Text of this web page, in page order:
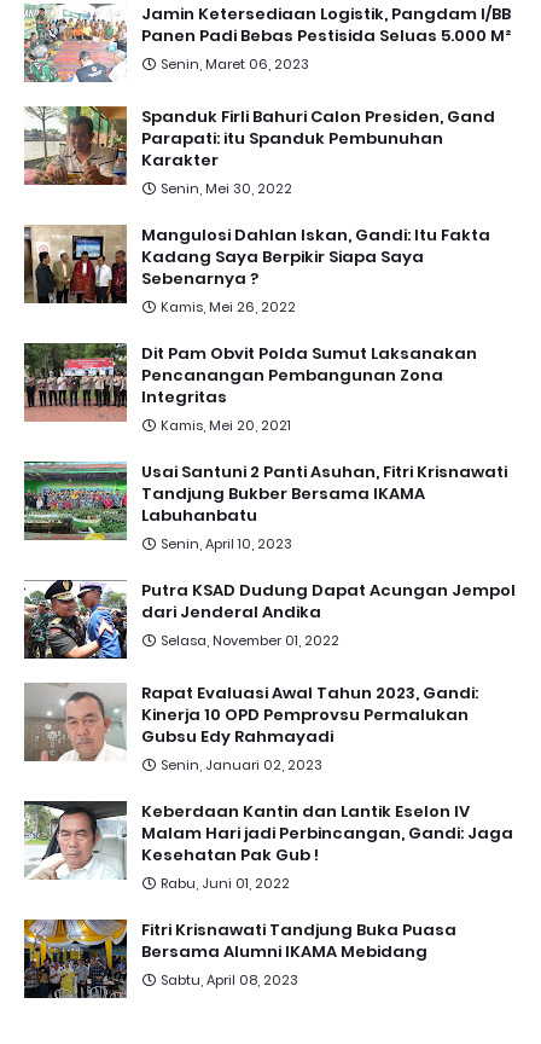
Jamin Ketersediaan Logistik, Pangdam I/BB
Panen Padi Bebas Pestisida Seluas 5.000 M²
Senin, Maret 06, 2023
Spanduk Firli Bahuri Calon Presiden, Gand
Parapati: itu Spanduk Pembunuhan
Karakter
Senin, Mei 30, 2022
Mangulosi Dahlan Iskan, Gandi: Itu Fakta
Kadang Saya Berpikir Siapa Saya
Sebenarnya ?
Kamis, Mei 26, 2022
Dit Pam Obvit Polda Sumut Laksanakan
Pencanangan Pembangunan Zona
Integritas
Kamis, Mei 20, 2021
Usai Santuni 2 Panti Asuhan, Fitri Krisnawati
Tandjung Bukber Bersama IKAMA
Labuhanbatu
Senin, April 10, 2023
Putra KSAD Dudung Dapat Acungan Jempol
dari Jenderal Andika
Selasa, November 01, 2022
Rapat Evaluasi Awal Tahun 2023, Gandi:
Kinerja 10 OPD Pemprovsu Permalukan
Gubsu Edy Rahmayadi
Senin, Januari 02, 2023
Keberdaan Kantin dan Lantik Eselon IV
Malam Hari jadi Perbincangan, Gandi: Jaga
Kesehatan Pak Gub !
Rabu, Juni 01, 2022
Fitri Krisnawati Tandjung Buka Puasa
Bersama Alumni IKAMA Mebidang
Sabtu, April 08, 2023